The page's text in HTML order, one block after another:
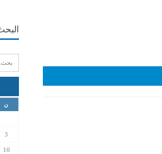
ن
3
10